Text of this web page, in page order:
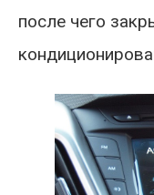
после чего